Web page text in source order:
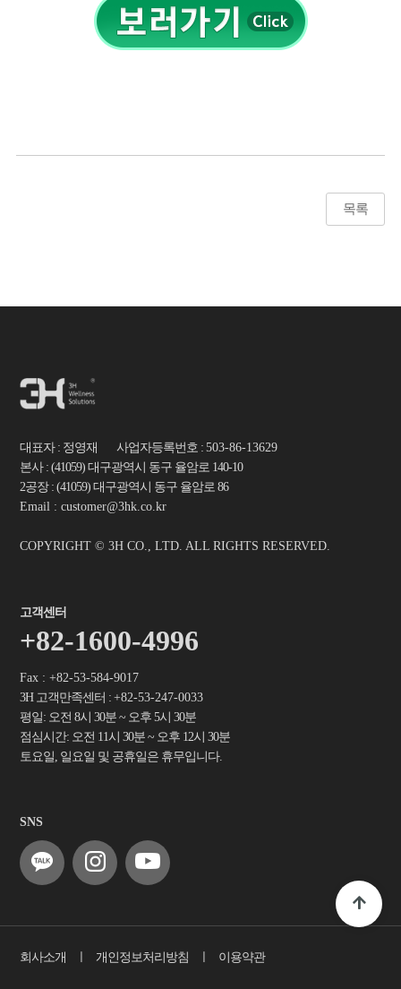
목록
대표자 : 정영재 사업자등록번호 :503-86-13629
본사 : (41059) 대구광역시 동구 율암로 140-10
2공장 : (41059) 대구광역시 동구 율암로 86
Email : customer@3hk.co.kr
COPYRIGHT © 3H CO., LTD. ALL RIGHTS RESERVED.
고객센터
+82-1600-4996
Fax : +82-53-584-9017
3H 고객만족센터 :+82-53-247-0033
평일: 오전 8시 30분 ~ 오후 5시 30분
점심시간: 오전 11시 30분 ~ 오후 12시 30분
토요일, 일요일 및 공휴일은 휴무입니다.
SNS
회사소개 개인정보처리방침 이용약관